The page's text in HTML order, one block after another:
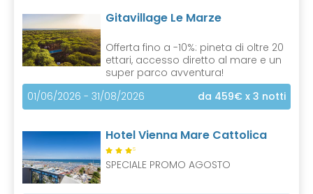
Gitavillage Le Marze
Offerta fino a -10%: pineta di oltre 20
ettari, accesso diretto al mare e un
super parco avventura!
01/06/2026 - 31/08/2026
da 459€ x 3 notti
Hotel Vienna Mare Cattolica
S
SPECIALE PROMO AGOSTO